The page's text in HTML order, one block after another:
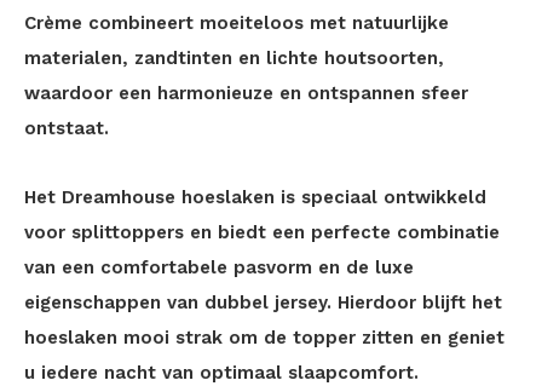
Crème combineert moeiteloos met natuurlijke
materialen, zandtinten en lichte houtsoorten,
waardoor een harmonieuze en ontspannen sfeer
ontstaat.
Het Dreamhouse hoeslaken is speciaal ontwikkeld
voor splittoppers en biedt een perfecte combinatie
van een comfortabele pasvorm en de luxe
eigenschappen van dubbel jersey. Hierdoor blijft het
hoeslaken mooi strak om de topper zitten en geniet
u iedere nacht van optimaal slaapcomfort.